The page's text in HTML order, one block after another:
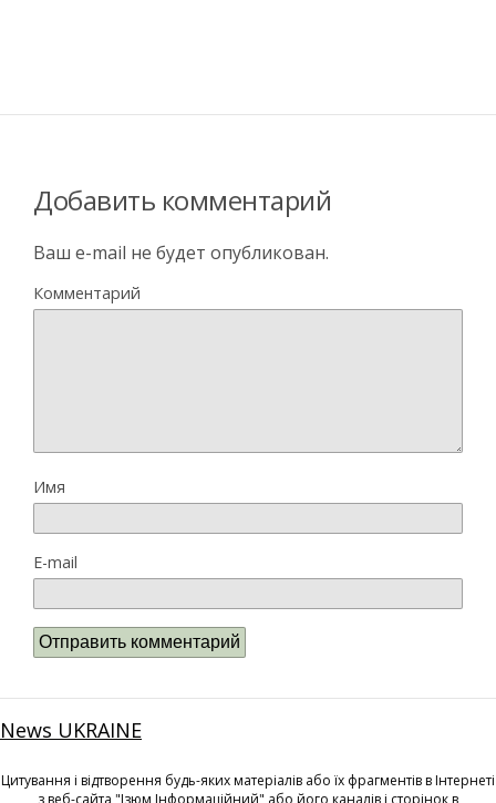
Добавить комментарий
Ваш e-mail не будет опубликован.
Комментарий
Имя
E-mail
News UKRAINE
Цитування і відтворення будь-яких матеріалів або їх фрагментів в Інтернеті
з веб-сайта "Ізюм Інформаційний" або його каналів і сторінок в